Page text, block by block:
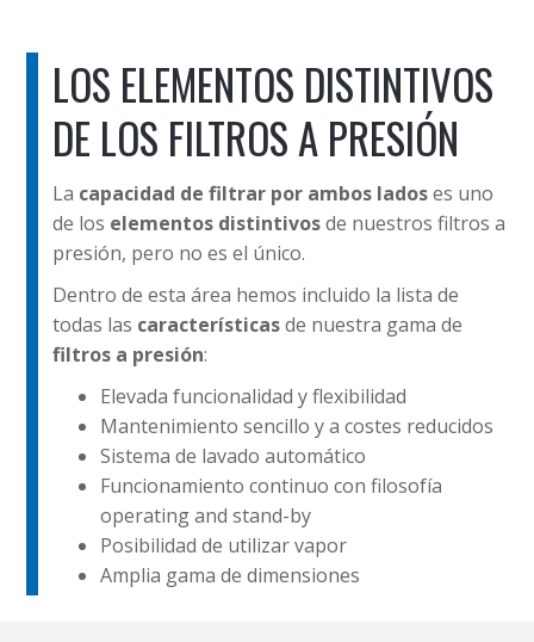
LOS ELEMENTOS DISTINTIVOS
DE LOS FILTROS A PRESIÓN
La capacidad de filtrar por ambos ladoses uno
de los elementos distintivosde nuestros filtros a
presión, pero no es el único.
Dentro de esta área hemos incluido la lista de
todas las característicasde nuestra gama de
filtros a presión:
Elevada funcionalidad y flexibilidad
Mantenimiento sencillo y a costes reducidos
Sistema de lavado automático
Funcionamiento continuo con filosofía
operating and stand-by
Posibilidad de utilizar vapor
Amplia gama de dimensiones